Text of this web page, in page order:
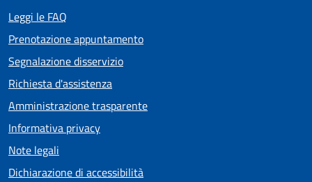
Leggi le FAQ
Prenotazione appuntamento
Segnalazione disservizio
Richiesta d'assistenza
Amministrazione trasparente
Informativa privacy
Note legali
Dichiarazione di accessibilità